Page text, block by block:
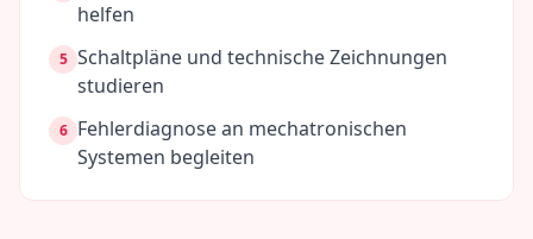
helfen
5 Schaltpläne und technische Zeichnungen
studieren
6 Fehlerdiagnose an mechatronischen
Systemen begleiten